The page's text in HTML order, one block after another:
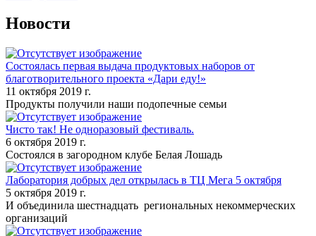
Новости
Состоялась первая выдача продуктовых наборов от
благотворительного проекта «Дари еду!»
11 октября 2019 г.
Продукты получили наши подопечные семьи
Чисто так! Не одноразовый фестиваль.
6 октября 2019 г.
Состоялся в загородном клубе Белая Лошадь
Лаборатория добрых дел открылась в ТЦ Мега 5 октября
5 октября 2019 г.
И объединила шестнадцать региональных некоммерческих
организаций